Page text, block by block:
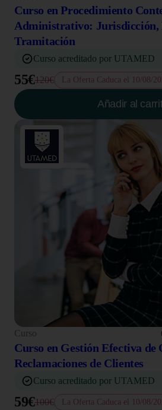
Curso en Procedimiento
Administrativo: Jurisdicción,
Tramitación
Curso acreditado por UTAMED
55€120€ La Oferta Caduca el 10/08/
Añadir al
Curso
Curso en Gestión Efectiva de
Reclamaciones de Clientes
Curso acreditado por UTAMED
59€100€ La Oferta Caduca el 10/08/